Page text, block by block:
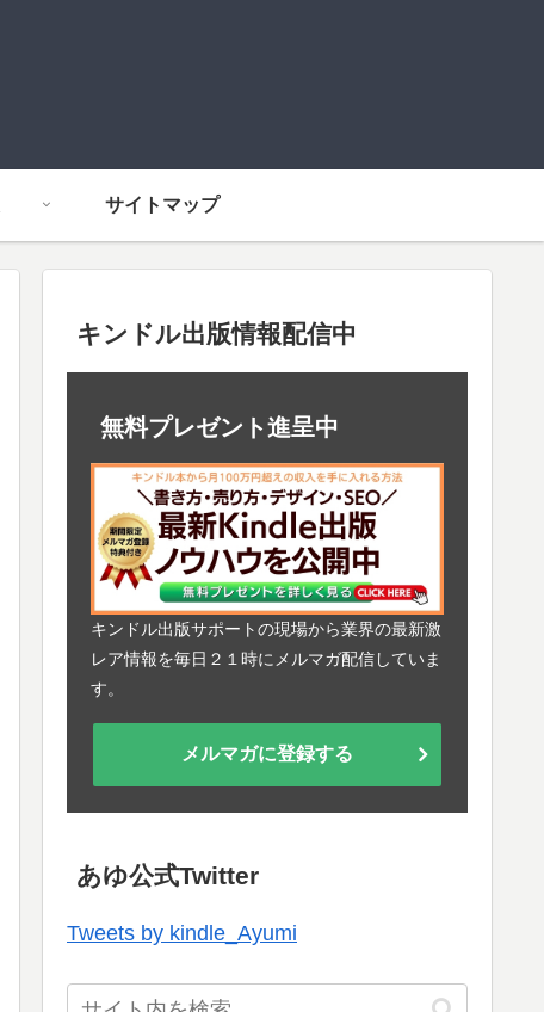
サイトマップ
キンドル出版情報配信中
無料プレゼント進呈中
キンドル出版サポートの現場から業界の最新激
レア情報を毎日２１時にメルマガ配信していま
す。
メルマガに登録する
あゆ公式Twitter
Tweets by kindle_Ayumi